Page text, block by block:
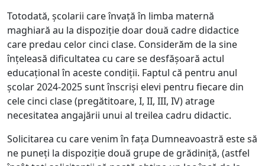
Totodată, școlarii care învață în limba maternă
maghiară au la dispoziție doar două cadre didactice
care predau celor cinci clase. Considerăm de la sine
înțeleasă dificultatea cu care se desfășoară actul
educațional în aceste condiții. Faptul că pentru anul
școlar 2024-2025 sunt înscriși elevi pentru fiecare din
cele cinci clase (pregătitoare, I, II, III, IV) atrage
necesitatea angajării unui al treilea cadru didactic.
Solicitarea cu care venim în fața Dumneavoastră este să
ne puneți la dispoziție două grupe de grădiniță, (astfel